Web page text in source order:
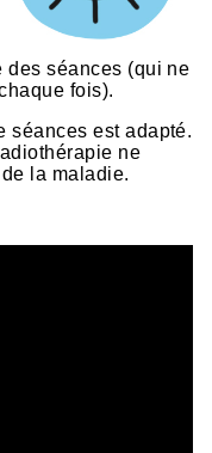
des séances (qui ne
fois).
séances est adapté.
ne
la maladie.